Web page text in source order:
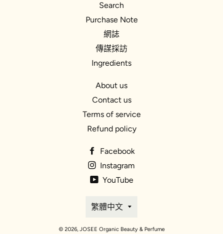
Search
Purchase Note
網誌
傳謀採訪
Ingredients
About us
Contact us
Terms of service
Refund policy
Facebook
Instagram
YouTube
語
繁體中文
© 2026, JOSEE Organic Beauty & Perfume